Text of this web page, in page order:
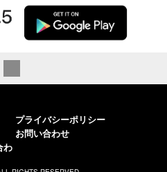
わ
プライバシーポリシー
お問い合わせ